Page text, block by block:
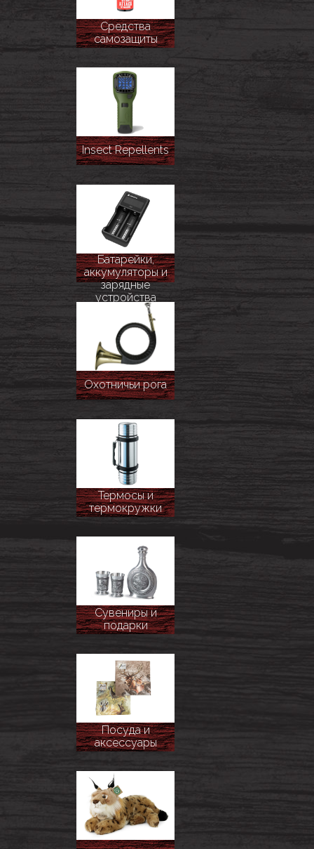
Средства
самозащиты
Insect Repellents
Батарейки,
аккумуляторы и
зарядные
устройства
Охотничьи рога
Термосы и
термокружки
Сувениры и
подарки
Посуда и
аксессуары